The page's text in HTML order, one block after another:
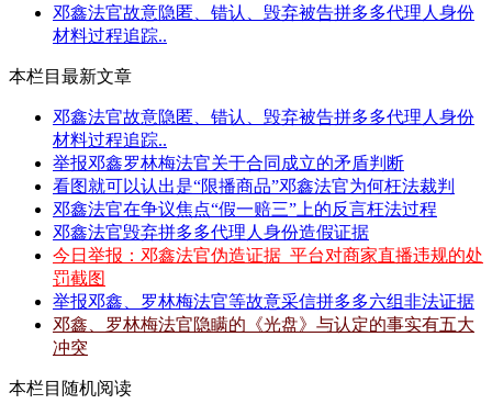
邓鑫法官故意隐匿、错认、毁弃被告拼多多代理人身份
材料过程追踪..
本栏目最新文章
邓鑫法官故意隐匿、错认、毁弃被告拼多多代理人身份
材料过程追踪..
举报邓鑫罗林梅法官关于合同成立的矛盾判断
看图就可以认出是“限播商品”邓鑫法官为何枉法裁判
邓鑫法官在争议焦点“假一赔三”上的反言枉法过程
邓鑫法官毁弃拼多多代理人身份造假证据
今日举报：邓鑫法官伪造证据_平台对商家直播违规的处
罚截图
举报邓鑫、罗林梅法官等故意采信拼多多六组非法证据
邓鑫、罗林梅法官隐瞒的《光盘》与认定的事实有五大
冲突
本栏目随机阅读